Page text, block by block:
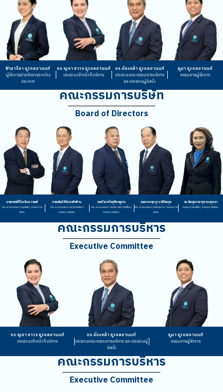
ฟ้าธารีดา ภูวดลอานนท์
ผู้จัดการฝ่ายกิจการระหว่าง
ประเทศ
ดร.ญดา ถาวร ภูวดลอานนท์
ประธานเจ้าหน้าที่บริหาร
ดร.ก้องหล้า ภูวดลอานนท์
ประธานคณะกรรมการบริหาร
และประธานผู้ก่อตั้ง
ภูผา ภูวดลอานนท์
กรรมการผู้จัดการ
คณะกรรมการบริษัท
Board of Directors
นายแพทย์จิโรจ สินธวานนท์
ประธานกรรมการบริษัท / กรรมการ
อิสระ
นายอนันต์ สิริแสงทักษิณ
ประธานกรรมการตรวจสอบ /
กรรมการอิสระ
พลตำรวจโทสุชีพ หนูนาง
ประธานกรรมการบริหารความเสี่ยง /
กรรมการอิสระ
พลเอกกฤษฎา อารีรัชชกุล
ประธานกรรมการสรรหาฯ / กรรมการ
อิสระ
ดร.ปิยะนุช มาลากุล ณ อยุธยา
กรรมการบริษัท / กรรมการอิสระ
คณะกรรมการบริหาร
Executive Committee
ดร.ญดา ถาวร ภูวดลอานนท์
ประธานเจ้าหน้าที่บริหาร
ดร.ก้องหล้า ภูวดลอานนท์
ประธานคณะกรรมการบริหาร และประธานผู้
ก่อตั้ง
ภูผา ภูวดลอานนท์
กรรมการผู้จัดการ
คณะกรรมการบริหาร
Executive Committee